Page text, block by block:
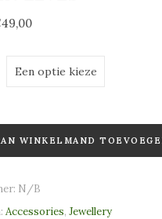
49,00
aantal
WINKELMAND
N/B
Accessories, Jewellery